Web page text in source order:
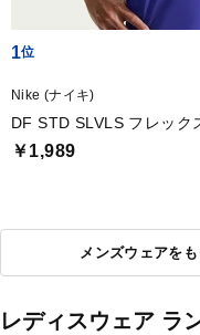
1
Nike (ナイキ)
DF STD SLVLS フレック
￥1,989
メンズウェアを
レディスウェア ラ